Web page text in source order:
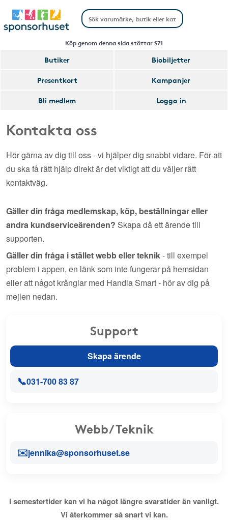
Köp genom denna sida stöttar S71
Butiker
Biobiljetter
Presentkort
Kampanjer
Bli medlem
Logga in
Kontakta oss
Hör gärna av dig till oss - vi hjälper dig snabbt vidare. För att
du ska få rätt hjälp direkt är det viktigt att du väljer rätt
kontaktväg.
Gäller din fråga medlemskap, köp, beställningar eller
andra kundserviceärenden? Skapa då ett ärende till
supporten.
Gäller din fråga i stället webb eller teknik- till exempel
problem i appen, en länk som inte fungerar på hemsidan
eller att något krånglar med Handla Smart - hör av dig på
mejlen nedan.
Support
Skapa ärende
📞031-700 83 87
Webb/Teknik
✉️jennika@sponsorhuset.se
I semestertider kan vi ha något längre svarstider än vanligt.
Vi återkommer så snart vi kan.